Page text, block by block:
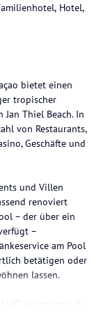
Hotel,
bietet einen
tropischer
Thiel Beach. In
von Restaurants,
Geschäfte und
und Villen
renoviert
– der über ein
–
am Pool
betätigen oder
lassen.
ein italienisch